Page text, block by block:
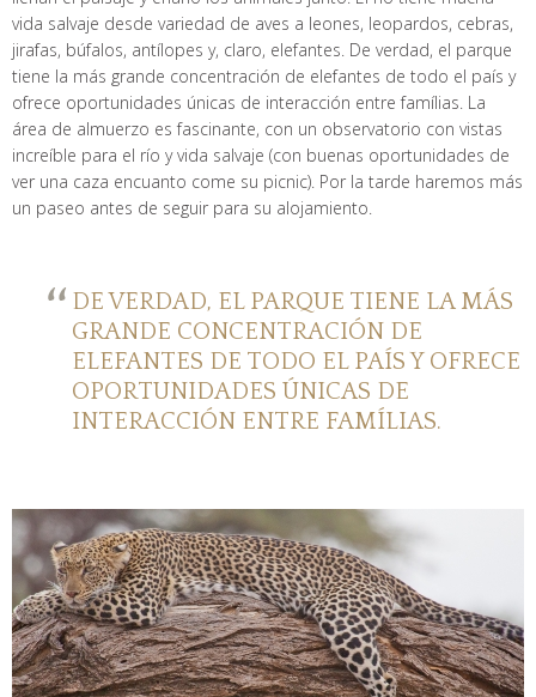
vida salvaje desde variedad de aves a leones, leopardos, cebras,
jirafas, búfalos, antílopes y, claro, elefantes. De verdad, el parque
tiene la más grande concentración de elefantes de todo el país y
ofrece oportunidades únicas de interacción entre famílias. La
área de almuerzo es fascinante, con un observatorio con vistas
increíble para el río y vida salvaje (con buenas oportunidades de
ver una caza encuanto come su picnic). Por la tarde haremos más
un paseo antes de seguir para su alojamiento.
DE VERDAD, EL PARQUE TIENE LA MÁS
GRANDE CONCENTRACIÓN DE
ELEFANTES DE TODO EL PAÍS Y OFRECE
OPORTUNIDADES ÚNICAS DE
INTERACCIÓN ENTRE FAMÍLIAS.